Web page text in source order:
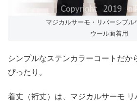
マジカルサーモ・リバーシブル
ウール面着用
シンプルなステンカラーコートだか
ぴったり。
着丈（裄丈）は、マジカルサーモ リ